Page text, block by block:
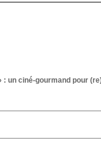
ciné-gourmand pour